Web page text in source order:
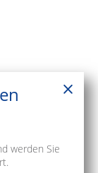
werden Sie